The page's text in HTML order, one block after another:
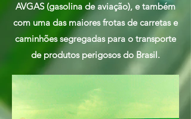
AVGAS (gasolina de aviação), e também
com uma das maiores frotas de carretas e
caminhões segregadas para o transporte
de produtos perigosos do Brasil.